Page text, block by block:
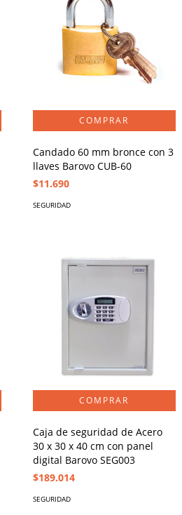
Candado 60 mm bronce con 3
llaves Barovo CUB-60
$11.690
SEGURIDAD
Caja de seguridad de Acero
30 x 30 x 40 cm con panel
digital Barovo SEG003
$189.014
SEGURIDAD